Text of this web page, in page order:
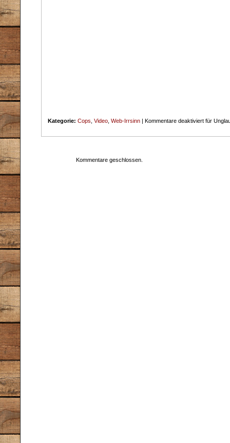
Kategorie: Cops Video Web-Irrsinn | Kommentare deaktiviert für
Kommentare geschlossen.